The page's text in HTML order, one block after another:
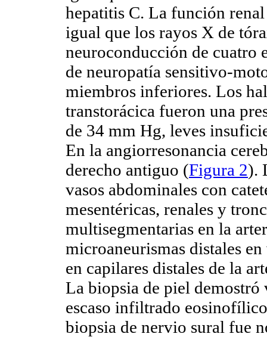
hepatitis C. La función
igual que los rayos X de
neuroconducción de cuatro
de neuropatía sensitivo-
miembros inferiores. Los
transtorácica fueron una
de 34 mm Hg, leves
En la angiorresonancia
derecho antiguo (Figura 2).
vasos abdominales con
mesentéricas, renales y
multisegmentarias en la
microaneurismas distales
en capilares distales de la
La biopsia de piel
escaso infiltrado
biopsia de nervio sural fue